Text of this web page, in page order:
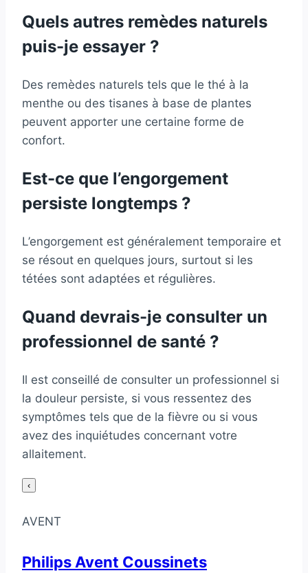
Quels autres remèdes naturels
puis-je essayer ?
Des remèdes naturels tels que le thé à la
menthe ou des tisanes à base de plantes
peuvent apporter une certaine forme de
confort.
Est-ce que l’engorgement
persiste longtemps ?
L’engorgement est généralement temporaire et
se résout en quelques jours, surtout si les
tétées sont adaptées et régulières.
Quand devrais-je consulter un
professionnel de santé ?
Il est conseillé de consulter un professionnel si
la douleur persiste, si vous ressentez des
symptômes tels que de la fièvre ou si vous
avez des inquiétudes concernant votre
allaitement.
‹
AVENT
Philips Avent Coussinets